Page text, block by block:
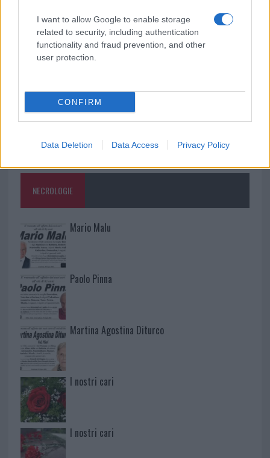
I want to allow Google to enable storage
related to security, including authentication
functionality and fraud prevention, and other
user protection.
CONFIRM
Data Deletion Data Access Privacy Policy
Cumuli di rifiuti a Santa Teresa Gallura, la
segnalazione dei residenti
NECROLOGIE
Mario Malu
Paolo Pinna
Martina Agostina Diturco
I nostri cari
I nostri cari